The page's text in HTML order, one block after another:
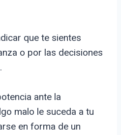
que te sientes
o por las decisiones
ante la
malo le suceda a tu
en forma de un